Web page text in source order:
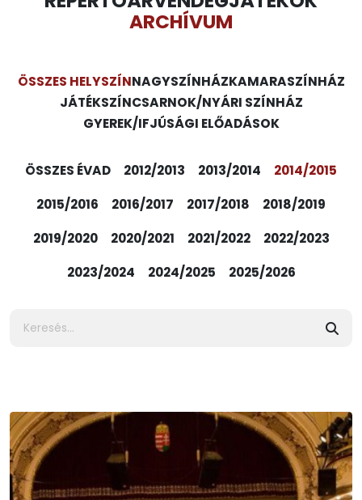
ARCHÍVUM
ÖSSZES HELYSZÍNNAGYSZÍNHÁZKAMARASZÍNHÁZ
JÁTÉKSZÍNCSARNOK/NYÁRI SZÍNHÁZ
GYEREK/IFJÚSÁGI ELŐADÁSOK
ÖSSZES ÉVAD 2012/2013 2013/2014
2014/2015
2015/2016
2016/2017 2017/2018
2018/2019
2019/2020
2020/2021 2021/2022
2022/2023
2023/2024
2024/2025 2025/2026